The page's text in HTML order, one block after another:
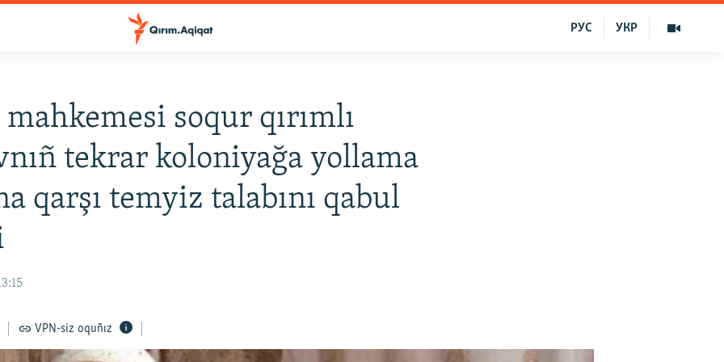
УКР
РУС
soqur qırımlı
tekrar koloniyağa yollama
qarşı temyiz talabını qabul
VPN-siz oquñız